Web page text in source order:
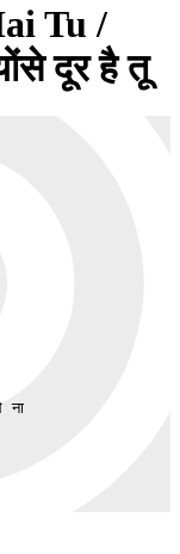
Tu /
दूर है तू
ना